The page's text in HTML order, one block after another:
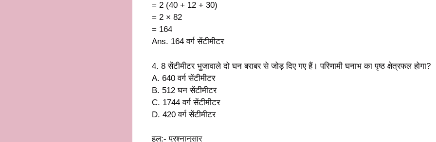
= 2 (40 + 12 + 30)
= 2 × 82
= 164
Ans. 164 वर्ग सेंटीमीटर
4. 8 सेंटीमीटर भुजावाले दो घन बराबर से जोड़ दिए गए हैं। परिणामी घनाभ का पृष्ठ क्षेत्रफल होगा?
A. 640 वर्ग सेंटीमीटर
B. 512 घन सेंटीमीटर
C. 1744 वर्ग सेंटीमीटर
D. 420 वर्ग सेंटीमीटर
हल:- प्रश्नानुसार